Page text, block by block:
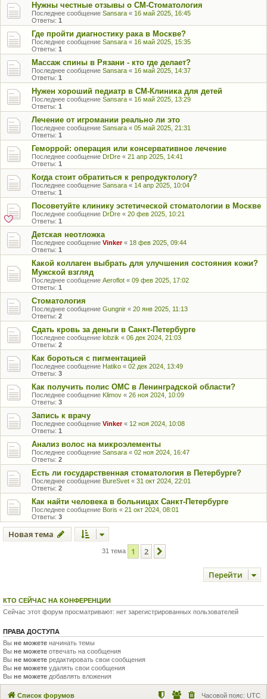
Нужны честные отзывы о СМ-Стоматология
Последнее сообщение Sansara « 16 май 2025, 16:45
Ответы: 1
Где пройти диагностику рака в Москве?
Последнее сообщение Sansara « 16 май 2025, 15:35
Ответы: 1
Массаж спины в Рязани - кто где делает?
Последнее сообщение Sansara « 16 май 2025, 14:37
Ответы: 1
Нужен хороший педиатр в СМ-Клиника для детей
Последнее сообщение Sansara « 16 май 2025, 13:29
Ответы: 1
Лечение от игромании реально ли это
Последнее сообщение Sansara « 05 май 2025, 21:31
Ответы: 1
Геморрой: операция или консервативное лечение
Последнее сообщение DrDre « 21 апр 2025, 14:41
Ответы: 1
Когда стоит обратиться к репродуктологу?
Последнее сообщение Sansara « 14 апр 2025, 10:04
Ответы: 1
Посоветуйте клинику эстетической стоматологии в Москве
Последнее сообщение DrDre « 20 фев 2025, 10:21
Ответы: 1
Детская неотложка
Последнее сообщение Vinker« 18 фев 2025, 09:44
Ответы: 1
Какой коллаген выбрать для улучшения состояния кожи?
Мужской взгляд
Последнее сообщение Aeroflot « 09 фев 2025, 17:02
Ответы: 1
Стоматология
Последнее сообщение Gungnir « 20 янв 2025, 11:13
Ответы: 2
Сдать кровь за деньги в Санкт-Петербурге
Последнее сообщение lobzik « 06 дек 2024, 21:03
Ответы: 2
Как бороться с пигментацией
Последнее сообщение Hatiko « 02 дек 2024, 13:49
Ответы: 3
Как получить полис ОМС в Ленинградской области?
Последнее сообщение Klimov « 26 ноя 2024, 10:09
Ответы: 3
Запись к врачу
Последнее сообщение Vinker« 12 ноя 2024, 10:08
Ответы: 1
Анализ волос на микроэлементы
Последнее сообщение Sansara « 02 ноя 2024, 16:47
Ответы: 2
Есть ли государственная стоматология в Петербурге?
Последнее сообщение BureSvet « 31 окт 2024, 22:01
Ответы: 2
Как найти человека в больницах Санкт-Петербурге
Последнее сообщение Boris « 21 окт 2024, 08:01
Ответы: 3
Новая тема
31 тема 1 2
Перейти
КТО СЕЙЧАС НА КОНФЕРЕНЦИИ
Сейчас этот форум просматривают: нет зарегистрированных пользователей
ПРАВА ДОСТУПА
Вы не можете начинать темы
Вы не можете отвечать на сообщения
Вы не можете редактировать свои сообщения
Вы не можете удалять свои сообщения
Вы не можете добавлять вложения
Список форумов Часовой пояс: UTC